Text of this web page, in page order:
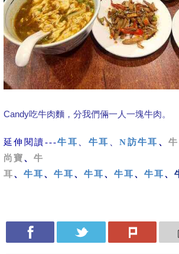
Candy吃牛肉麵，分我們倆一人一塊牛肉。
延伸閱讀---牛耳 牛耳 、N訪牛耳 、
尚寶、 牛
耳、 牛耳、 牛耳、 牛耳、 牛耳、 牛耳、